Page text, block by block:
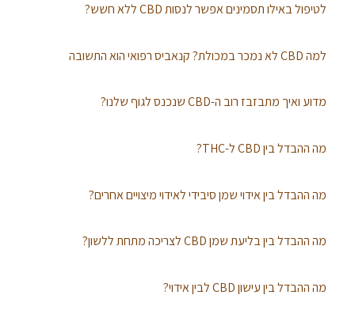
לטיפול באילו תסמינים אפשר לנסות CBD ללא חשש?
למה CBD לא נמכר במכולת? קנאביס רפואי הוא התשובה
מדוע ואיך מתבזבז רוב ה-CBD שנכנס לגוף שלנו?
מה ההבדל בין CBD ל-THC?
מה ההבדל בין אידוי שמן סיבידי לאידוי מיצויים אחרים?
מה ההבדל בין בליעת שמן CBD לצריכה מתחת ללשון?
מה ההבדל בין עישון CBD לבין אידוי?